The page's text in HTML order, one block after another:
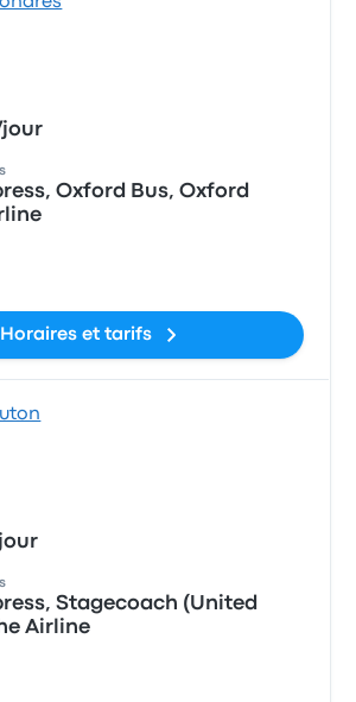
jour
Oxford Bus, Oxford
Horaires et tarifs
Stagecoach (United
Airline